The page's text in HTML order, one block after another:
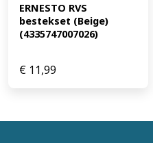
ERNESTO RVS
bestekset (Beige)
(4335747007026)
€ 11,99